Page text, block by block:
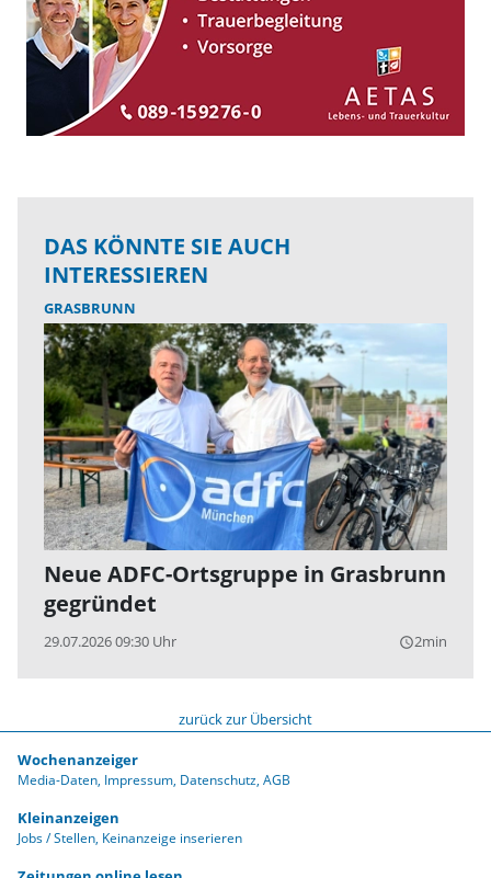
DAS KÖNNTE SIE AUCH
INTERESSIEREN
GRASBRUNN
Neue ADFC-Ortsgruppe in Grasbrunn
gegründet
29.07.2026 09:30 Uhr query_builder2min
zurück zur Übersicht
Wochenanzeiger
Media-Daten Impressum Datenschutz AGB
Kleinanzeigen
Jobs / Stellen Keinanzeige inserieren